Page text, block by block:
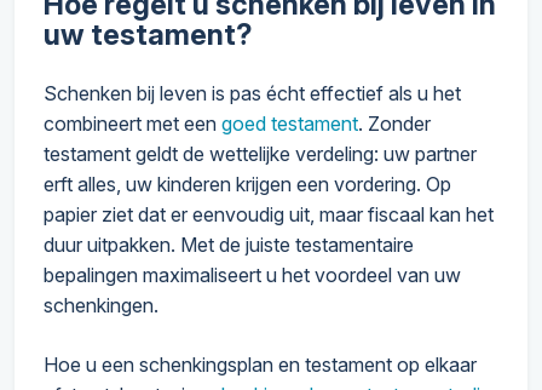
uw testament?
Schenken bij leven is pas écht effectief als u het
combineert met een goed testament. Zonder
testament geldt de wettelijke verdeling: uw partner
erft alles, uw kinderen krijgen een vordering. Op
papier ziet dat er eenvoudig uit, maar fiscaal kan het
duur uitpakken. Met de juiste testamentaire
bepalingen maximaliseert u het voordeel van uw
schenkingen.
Hoe u een schenkingsplan en testament op elkaar